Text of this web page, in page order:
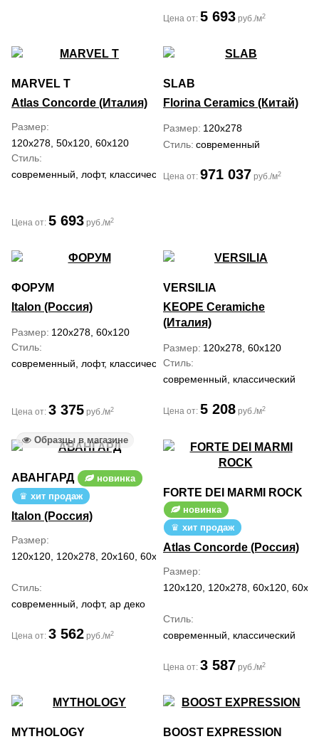
Цена от: 5 693 руб./м2
MARVEL T
Atlas Concorde (Италия)
Размер
120x278, 50x120, 60x120
Стиль
современный, лофт, классический, средиземноморский
Цена от: 5 693 руб./м2
SLAB
Florina Ceramics (Китай)
Размер 120x278
Стиль современный
Цена от: 971 037 руб./м2
ФОРУМ
Italon (Россия)
Размер 120x278, 60x120
Стиль
современный, лофт, классический
Цена от: 3 375 руб./м2
VERSILIA
KEOPE Ceramiche
(Италия)
Размер 120x278, 60x120
Стиль
современный, классический
Цена от: 5 208 руб./м2
Образцы в магазине
АВАНГАРД
новинка
хит продаж
Italon (Россия)
Размер
120x120, 120x278, 20x160, 60x120, 80x160
Стиль
современный, лофт, ар деко
Цена от: 3 562 руб./м2
FORTE DEI MARMI ROCK
новинка
хит продаж
Atlas Concorde (Россия)
Размер
120x120, 120x278, 60x120,
Стиль
современный, классический
Цена от: 3 587 руб./м2
MYTHOLOGY
BOOST EXPRESSION